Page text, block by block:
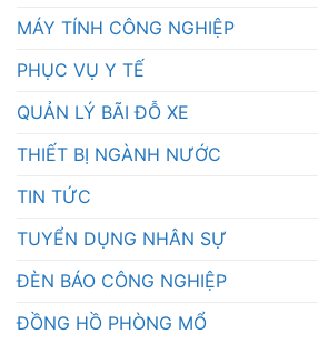
MÁY TÍNH CÔNG NGHIỆP
PHỤC VỤ Y TẾ
QUẢN LÝ BÃI ĐỖ XE
THIẾT BỊ NGÀNH NƯỚC
TIN TỨC
TUYỂN DỤNG NHÂN SỰ
ĐÈN BÁO CÔNG NGHIỆP
ĐỒNG HỒ PHÒNG MỔ